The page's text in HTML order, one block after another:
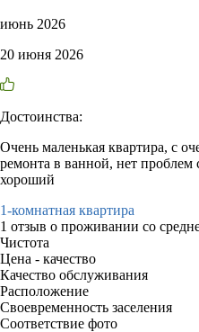
июнь 2026
20 июня 2026
Достоинства:
Очень маленькая квартира, с
ремонта в ванной, нет
хороший
1-комнатная квартира
1 отзыв о проживании со
Чистота
Цена - качество
Качество обслуживания
Расположение
Своевременность заселения
Соответствие фото